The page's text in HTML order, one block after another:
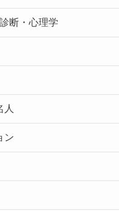
断・心理学
人
ン